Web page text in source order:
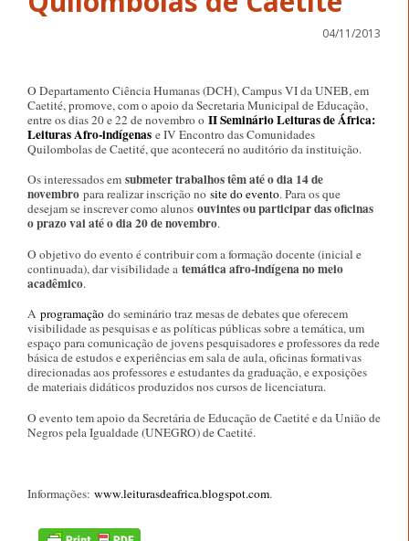
04/11/2013
O Departamento Ciência Humanas (DCH), Campus VI da UNEB, em
Caetité, promove, com o apoio da Secretaria Municipal de Educação,
entre os dias 20 e 22 de novembro o II Seminário Leituras de África:
Leituras Afro-indígenas e IV Encontro das Comunidades
Quilombolas de Caetité, que acontecerá no auditório da instituição.
Os interessados em submeter trabalhos têm até o dia 14 de
novembro para realizar inscrição no site do evento. Para os que
desejam se inscrever como alunos ouvintes ou participar das oficinas
o prazo vai até o dia 20 de novembro.
O objetivo do evento é contribuir com a formação docente (inicial e
continuada), dar visibilidade a temática afro-indígena no meio
acadêmico.
A programação do seminário traz mesas de debates que oferecem
visibilidade as pesquisas e as políticas públicas sobre a temática, um
espaço para comunicação de jovens pesquisadores e professores da rede
básica de estudos e experiências em sala de aula, oficinas formativas
direcionadas aos professores e estudantes da graduação, e exposições
de materiais didáticos produzidos nos cursos de licenciatura.
O evento tem apoio da Secretária de Educação de Caetité e da União de
Negros pela Igualdade (UNEGRO) de Caetité.
Informações: www.leiturasdeafrica.blogspot.com.